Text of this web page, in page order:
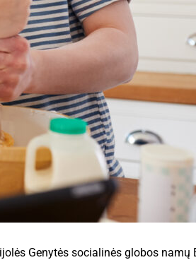
Genytės socialinės globos namų